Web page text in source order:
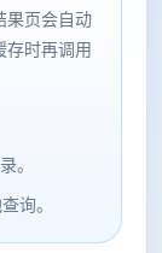
果页会自动
存时再调用
。
询。